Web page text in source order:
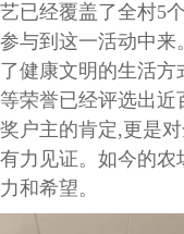
艺已经覆盖了全村5
参与到这一活动中
了健康文明的生活
等荣誉已经评选出
奖户主的肯定,更是
有力见证。如今的
力和希望。